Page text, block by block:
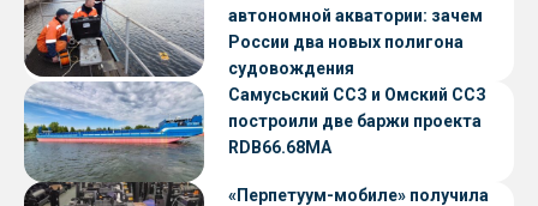
автономной акватории: зачем
России два новых полигона
судовождения
Самусьский ССЗ и Омский ССЗ
построили две баржи проекта
RDB66.68МА
«Перпетуум-мобиле» получила